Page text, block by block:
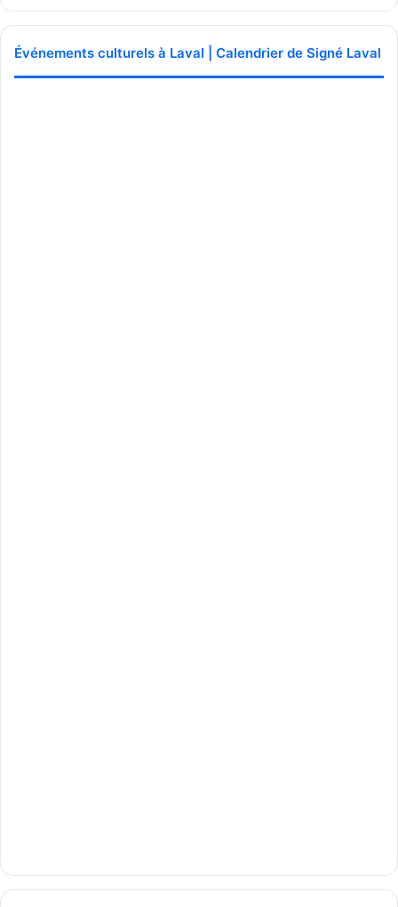
Événements culturels à Laval | Calendrier de Signé Laval